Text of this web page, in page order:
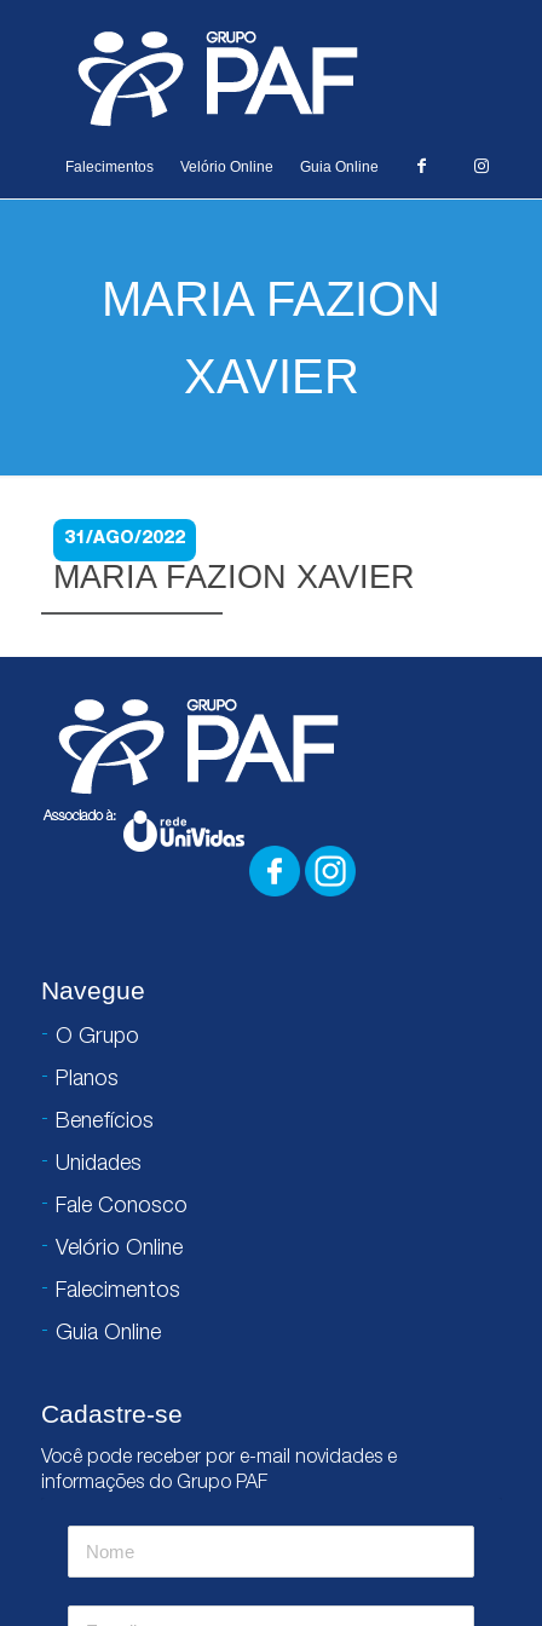
Falecimentos Velório Online Guia Online
MARIA FAZION
XAVIER
31/AGO/2022
MARIA FAZION XAVIER
Navegue
O Grupo
Planos
Benefícios
Unidades
Fale Conosco
Velório Online
Falecimentos
Guia Online
Cadastre-se
Você pode receber por e-mail novidades e
informações do Grupo PAF